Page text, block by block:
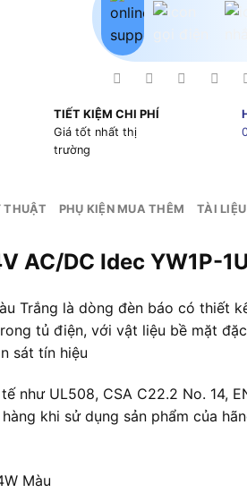
TIẾT KIỆM CHI PHÍ
Giá tốt nhất thị
trường
THUẬT PHỤ KIỆN MUA THÊM TÀI LIỆU
AC/DC Idec YW1P-
Trắng là dòng đèn báo có
tủ điện, với vật liệu bề mặt
sát tín hiệu
như UL508, CSA C22.2 No. 14,
khi sử dụng sản phẩm của
Màu